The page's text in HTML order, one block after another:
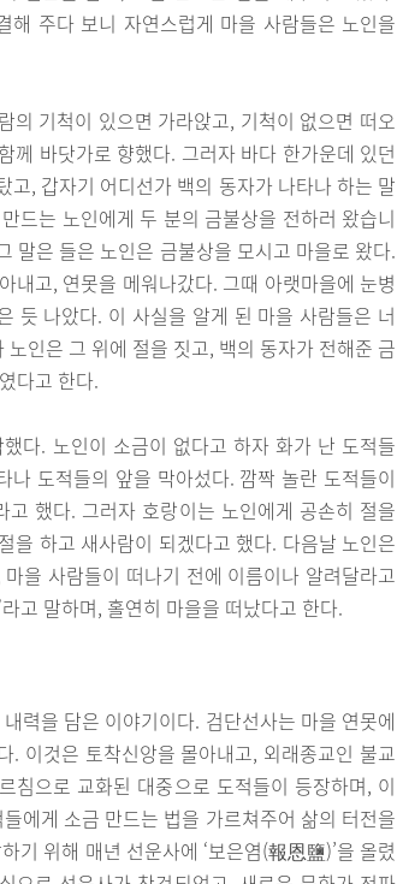
해 주다 보니 자연스럽게 마을 사람들은 노인을
의 기척이 있으면 가라앉고, 기척이 없으면 떠오
께 바닷가로 향했다. 그러자 바다 한가운데 있던
, 갑자기 어디선가 백의 동자가 나타나 하는 말
드는 노인에게 두 분의 금불상을 전하러 왔습니
말은 들은 노인은 금불상을 모시고 마을로 왔다.
내고, 연못을 메워나갔다. 그때 아랫마을에 눈병
듯 나았다. 이 사실을 알게 된 마을 사람들은 너
인은 그 위에 절을 짓고, 백의 동자가 전해준 금
다고 한다.
다. 노인이 소금이 없다고 하자 화가 난 도적들
도적들의 앞을 막아섰다. 깜짝 놀란 도적들이
했다. 그러자 호랑이는 노인에게 공손히 절을
을 하고 새사람이 되겠다고 했다. 다음날 노인은
을 사람들이 떠나기 전에 이름이나 알려달라고
고 말하며, 홀연히 마을을 떠났다고 한다.
력을 담은 이야기이다. 검단선사는 마을 연못에
이것은 토착신앙을 몰아내고, 외래종교인 불교
침으로 교화된 대중으로 도적들이 등장하며, 이
에게 소금 만드는 법을 가르쳐주어 삶의 터전을
기 위해 매년 선운사에 ‘보은염(報恩鹽)’을 올렸